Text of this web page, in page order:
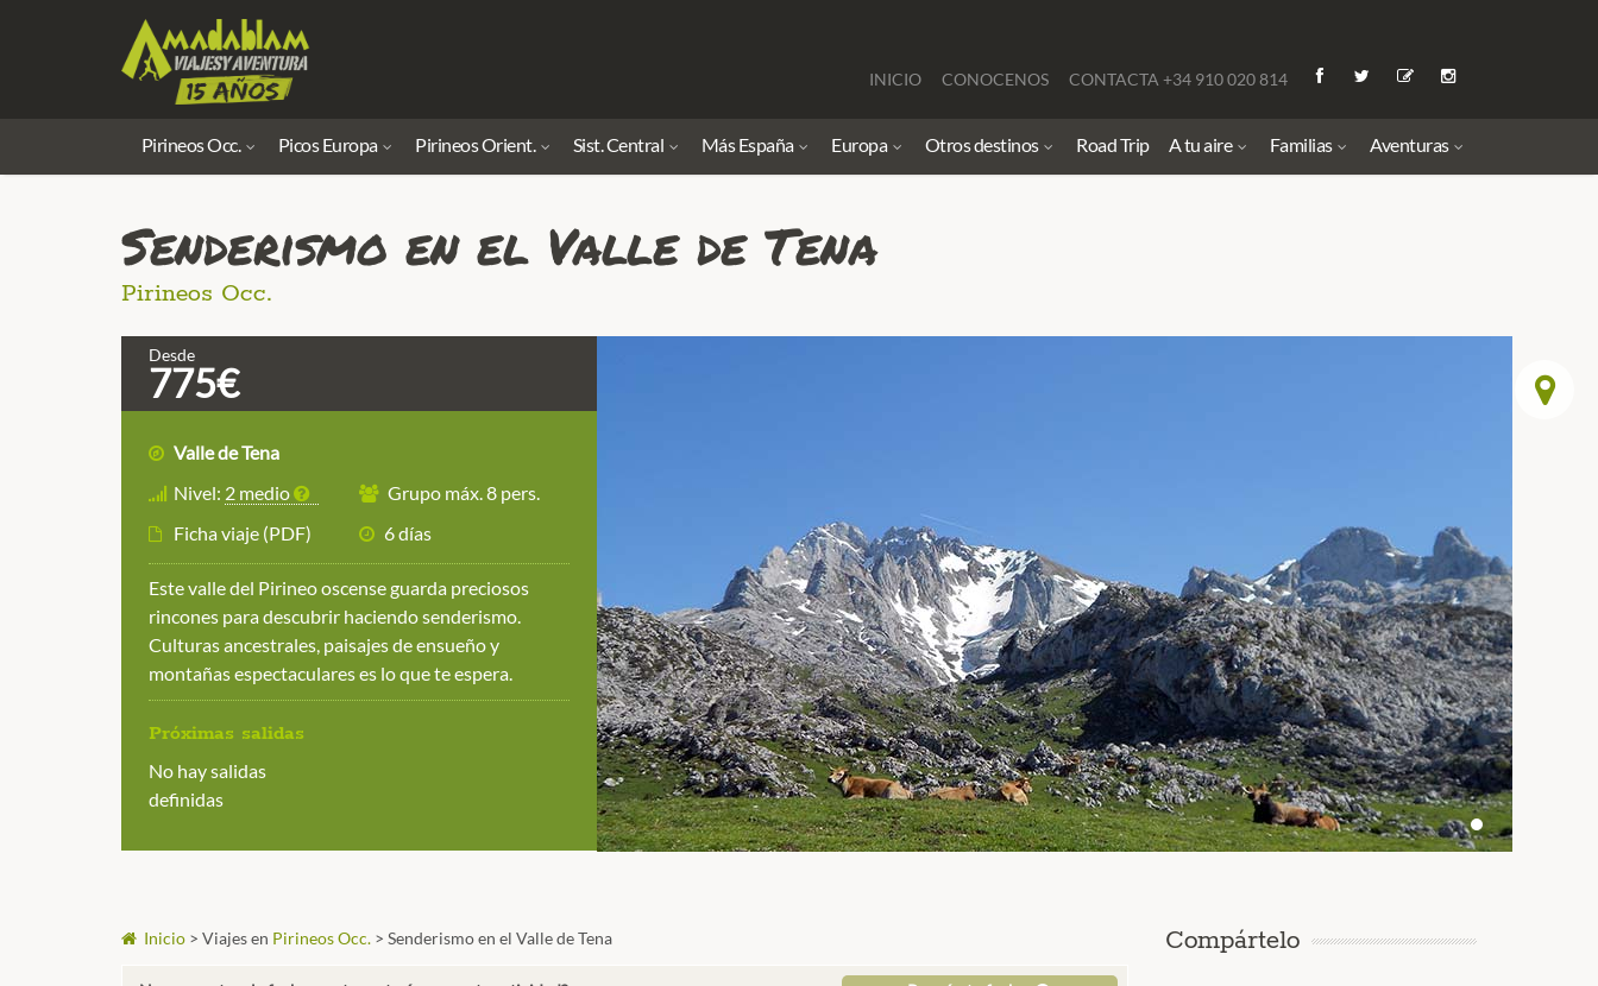
INICIO CONOCENOS CONTACTA +34 910 020 814
Pirineos Occ. Picos Europa Pirineos Orient. Sist. Central Más España Europa Otros destinos Road Trip A tu aire Familias Aventuras
Senderismo en el Valle de Tena
Pirineos Occ.
Desde
775€
Valle de Tena
Nivel: 2 medio
Grupo máx. 8 pers.
Ficha viaje (PDF)
6 días
Este valle del Pirineo oscense guarda preciosos
rincones para descubrir haciendo senderismo.
Culturas ancestrales, paisajes de ensueño y
montañas espectaculares es lo que te espera.
Próximas salidas
No hay salidas
definidas
Inicio > Viajes en Pirineos Occ. > Senderismo en el Valle de Tena Compártelo